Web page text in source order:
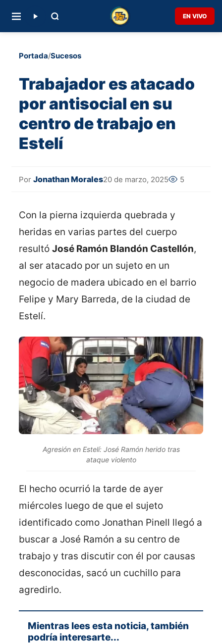
EN VIVO
Portada/Sucesos
Trabajador es atacado
por antisocial en su
centro de trabajo en
Estelí
Por Jonathan Morales20 de marzo, 2025 5
Con la pierna izquierda quebrada y
heridas en varias partes del cuerpo
resultó José Ramón Blandón Castellón,
al ser atacado por un sujeto en un
negocio de madera ubicado en el barrio
Felipe y Mary Barreda, de la ciudad de
Estelí.
Agresión en Estelí: José Ramón herido tras
ataque violento
El hecho ocurrió la tarde de ayer
miércoles luego de que el sujeto
identificado como Jonathan Pinell llegó a
buscar a José Ramón a su centro de
trabajo y tras discutir con él por causas
desconocidas, sacó un cuchillo para
agredirlo.
Mientras lees esta noticia, también
podría interesarte...